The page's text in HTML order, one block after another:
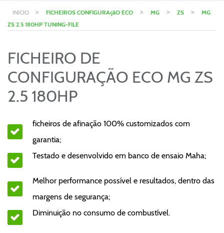
INíCIO > FICHEIROS CONFIGURAçãO ECO > MG > ZS >
MG
ZS 2.5 180HP TUNING-FILE
FICHEIRO DE
CONFIGURAÇÃO ECO MG ZS
2.5 180HP
ficheiros de afinação 100% customizados com
garantia;
Testado e desenvolvido em banco de ensaio Maha;
Melhor performance possível e resultados, dentro das
margens de segurança;
Diminuição no consumo de combustível.